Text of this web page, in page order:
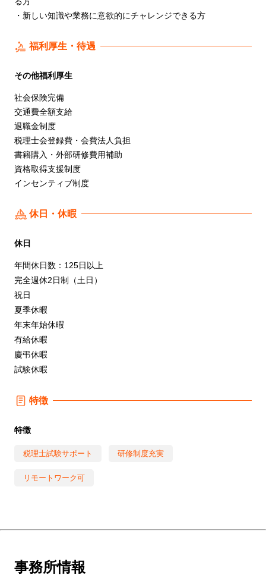
・新しい知識や業務に意欲的にチャレンジできる方
福利厚生・待遇
その他福利厚生
社会保険完備
交通費全額支給
退職金制度
税理士会登録費・会費法人負担
書籍購入・外部研修費用補助
資格取得支援制度
インセンティブ制度
休日・休暇
休日
年間休日数：125日以上
完全週休2日制（土日）
祝日
夏季休暇
年末年始休暇
有給休暇
慶弔休暇
試験休暇
特徴
特徴
税理士試験サポート 研修制度充実
リモートワーク可
事務所情報